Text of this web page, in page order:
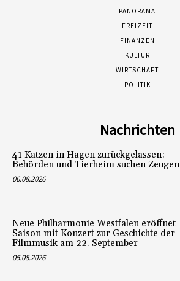
PANORAMA
FREIZEIT
FINANZEN
KULTUR
WIRTSCHAFT
POLITIK
Nachrichten
41 Katzen in Hagen zurückgelassen:
Behörden und Tierheim suchen Zeugen
06.08.2026
Neue Philharmonie Westfalen eröffnet
Saison mit Konzert zur Geschichte der
Filmmusik am 22. September
05.08.2026